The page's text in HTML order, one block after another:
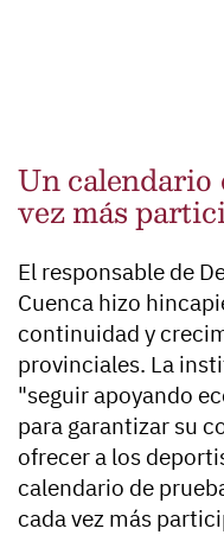
Un calendario
vez más
El responsable de
Cuenca hizo
continuidad y
provinciales. La
"seguir apoyando
para garantizar su
ofrecer a los
calendario de
cada vez más